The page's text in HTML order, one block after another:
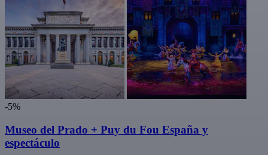
-5%
Museo del Prado + Puy du Fou España y
espectáculo